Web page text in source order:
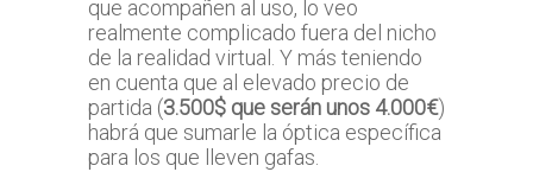
que acompañen al uso, lo veo
realmente complicado fuera del nicho
de la realidad virtual. Y más teniendo
en cuenta que al elevado precio de
partida (3.500$ que serán unos 4.000€)
habrá que sumarle la óptica específica
para los que lleven gafas.